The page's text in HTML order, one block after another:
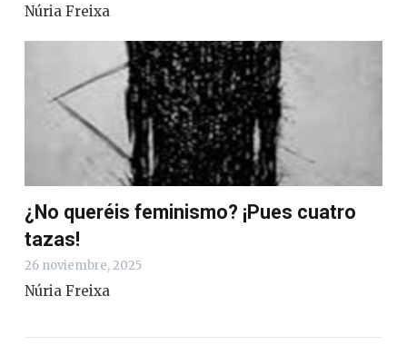
Núria Freixa
¿No queréis feminismo? ¡Pues cuatro
tazas!
26 noviembre, 2025
Núria Freixa